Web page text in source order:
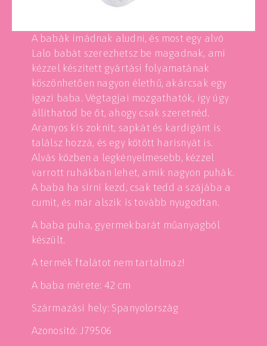
A babák imádnak aludni, és most egy alvó
Lalo babát szerezhetsz be magadnak, ami
kézzel készített gyártási folyamatának
köszönhetően nagyon élethű, akárcsak egy
igazi baba. Végtagjai mozgathatók, így úgy
állíthatod be őt, ahogy csak szeretnéd.
Aranyos kis zoknit, sapkát és kardigánt is
találsz hozzá, és egy kötött harisnyát is.
Alvás közben a legkényelmesebb, kézzel
varrott ruhákban lehet, amik nagyon puhák.
A baba ha sírni kezd, csak tedd a szájába a
cumit, és már alszik is tovább nyugodtan.
A baba puha, gyermekbarát műanyagból
készült.
A termék ftalátot nem tartalmaz!
A baba mérete: 42 cm
Származási hely: Spanyolország
Azonosító: J79506